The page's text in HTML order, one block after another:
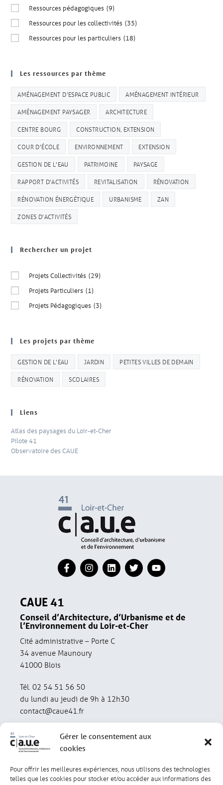
Gérer le consentement aux
cookies
Pour offrir les meilleures expériences, nous utilisons des technologies
telles que les cookies pour stocker et/ou accéder aux informations des
Ressources pédagogiques (9)
Ressources pour les collectivités (35)
Ressources pour les particuliers (18)
Les ressources par thème
AMÉNAGEMENT D'ESPACE PUBLIC AMÉNAGEMENT INTÉRIEUR
AMÉNAGEMENT PAYSAGER ARCHITECTURE
CENTRE BOURG CONSTRUCTION, EXTENSION
COUR D'ÉCOLE ENVIRONNEMENT EXTENSION
GESTION DE L'EAU PATRIMOINE PAYSAGE
RAPPORT D'ACTIVITÉS REVITALISATION RÉNOVATION
RÉNOVATION ÉNERGÉTIQUE URBANISME ZAN
ZONES D'ACTIVITÉS
Rechercher un projet
Projets Collectivités (29)
Projets Particuliers (1)
Projets Pédagogiques (3)
Les projets par thème
GESTION DE L'EAU JARDIN PETITES VILLES DE DEMAIN
RÉNOVATION SCOLAIRES
Liens
Atlas des paysages du Loir-et-Cher
Pilote 41
Observatoire des CAUE
CAUE 41
Conseil d’Architecture, d’Urbanisme et de
l’Environnement du Loir-et-Cher
Cité administrative – Porte C
34 avenue Maunoury
41000 Blois
Tél. 02 54 51 56 50
du lundi au jeudi de 9h à 12h30
contact@caue41.fr
Mentions légales Politique de confidentialité